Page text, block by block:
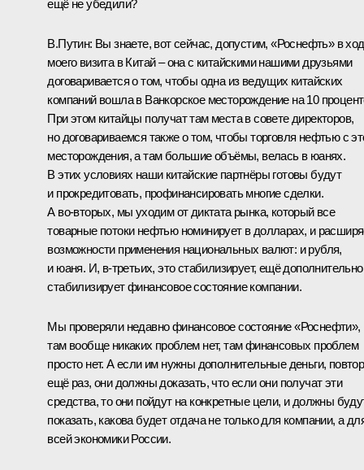
ещё не убедили?
В.Путин: Вы знаете, вот сейчас, допустим, «Роснефть» в
моего визита в Китай – она с китайскими нашими друзьями
договаривается о том, чтобы одна из ведущих китайских
компаний вошла в Ванкорское месторождение на 10
При этом китайцы получат там места в совете директоров,
но договариваемся также о том, чтобы торговля нефтью с
месторождения, а там большие объёмы, велась в юанях.
В этих условиях наши китайские партнёры готовы будут
и прокредитовать, профинансировать многие сделки.
А во‑вторых, мы уходим от диктата рынка, который все
товарные потоки нефтью номинирует в долларах, и
возможности применения национальных валют: и рубля,
и юаня. И, в‑третьих, это стабилизирует, ещё дополнительно
стабилизирует финансовое состояние компании.
Мы проверяли недавно финансовое состояние «Роснефти»,
там вообще никаких проблем нет, там финансовых проблем
просто нет. А если им нужны дополнительные деньги,
ещё раз, они должны доказать, что если они получат эти
средства, то они пойдут на конкретные цели, и должны
показать, какова будет отдача не только для компании, а
всей экономики России.